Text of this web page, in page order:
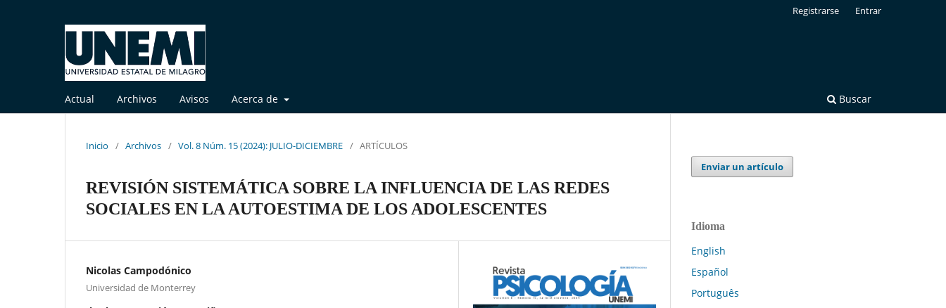
Actual Archivos Avisos Acerca de Buscar
Registrarse Entrar
Inicio / Archivos / Vol. 8 Núm. 15 (2024): JULIO-DICIEMBRE / ARTÍCULOS
REVISIÓN SISTEMÁTICA SOBRE LA INFLUENCIA DE LAS REDES
SOCIALES EN LA AUTOESTIMA DE LOS ADOLESCENTES
Nicolas Campodónico
Universidad de Monterrey
Enviar un artículo
Idioma
English
Español
Português